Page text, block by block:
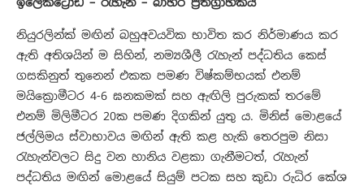
නියුරලින්ක් මඟින් බහුඅවයවික භාවිත කර නිර්මාණය කර
ඇති අතිශයින් ම සිහින්, නම්‍යශීලී රැහැන් පද්ධතිය කෙස්
ගසකිනුත් තුනෙන් එකක පමණ විෂ්කම්භයක් එනම්
මයික්‍රොමීටර 4-6 ඝනකමක් සහ ඇඟිලි පුරුකක් තරමේ
එනම් මිලිමීටර 20ක පමණ දිගකින් යුතු ය. මිනිස් මොළයේ
ජල්ලිමය ස්වාභාවය මඟින් ඇති කළ හැකි තෙරපුම නිසා
රැහැන්වලට සිදු වන හානිය වළකා ගැනීමටත්, රැහැන්
පද්ධතිය මඟින් මොළයේ සියුම් පටක සහ කුඩා රුධිර කේශ